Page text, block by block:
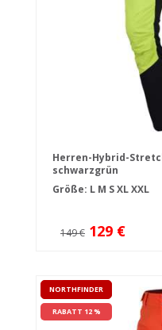
Herren-Hybrid-
schwarzgrün
Größe: L M SXLXXL
149 € 129 €
NORTHFINDER
RABATT 12 %